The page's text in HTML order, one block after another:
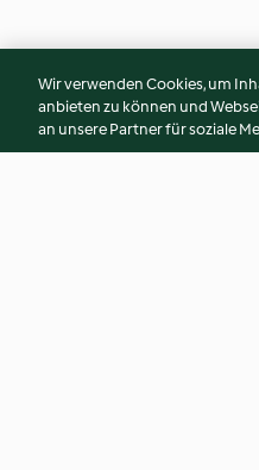
Wir verwenden Cookies, um
anbieten zu können und
an unsere Partner für soziale